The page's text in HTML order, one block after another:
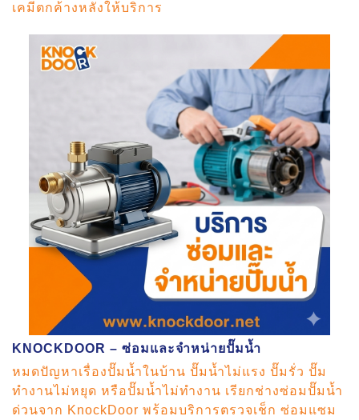
เคมีตกค้างหลังให้บริการ
KNOCKDOOR – ซ่อมและจำหน่ายปั๊มน้ำ
หมดปัญหาเรื่องปั๊มน้ำในบ้าน ปั๊มน้ำไม่แรง ปั๊มรั่ว ปั๊ม
ทำงานไม่หยุด หรือปั๊มน้ำไม่ทำงาน เรียกช่างซ่อมปั๊มน้ำ
ด่วนจาก KnockDoor พร้อมบริการตรวจเช็ก ซ่อมแซม